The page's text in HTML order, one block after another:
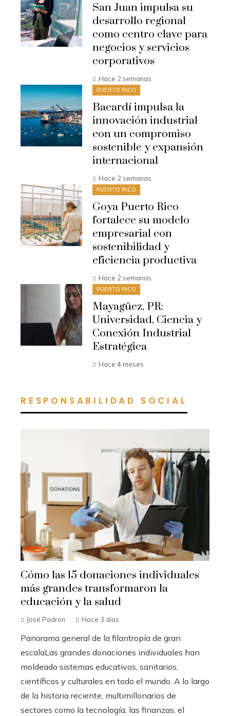
San Juan impulsa su
desarrollo regional
como centro clave para
negocios y servicios
corporativos
Hace 2 semanas
PUERTO RICO
Bacardí impulsa la
innovación industrial
con un compromiso
sostenible y expansión
internacional
Hace 2 semanas
PUERTO RICO
Goya Puerto Rico
fortalece su modelo
empresarial con
sostenibilidad y
eficiencia productiva
Hace 2 semanas
PUERTO RICO
Mayagüez, PR:
Universidad, Ciencia y
Conexión Industrial
Estratégica
Hace 4 meses
RESPONSABILIDAD SOCIAL
Cómo las 15 donaciones individuales
más grandes transformaron la
educación y la salud
José Padron Hace 3 días
Panorama general de la filantropía de gran
escalaLas grandes donaciones individuales han
moldeado sistemas educativos, sanitarios,
científicos y culturales en todo el mundo. A lo largo
de la historia reciente, multimillonarios de
sectores como la tecnología, las finanzas, el